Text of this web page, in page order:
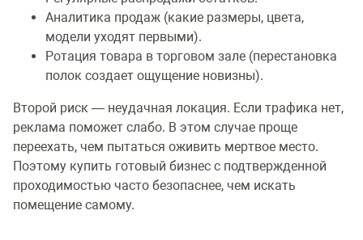
Аналитика продаж (какие размеры, цвета,
модели уходят первыми).
Ротация товара в торговом зале (перестановка
полок создает ощущение новизны).
Второй риск — неудачная локация. Если трафика нет,
реклама поможет слабо. В этом случае проще
переехать, чем пытаться оживить мертвое место.
Поэтому купить готовый бизнес с подтвержденной
проходимостью часто безопаснее, чем искать
помещение самому.